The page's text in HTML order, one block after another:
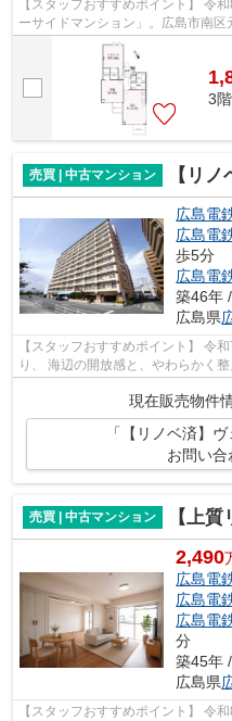
【スタッフおすすめポイント】 令和8年3月にリノベーション済みの「宇品シ
ーサイドマンション」。広島市南
バス停徒歩1分、元宇品駅電停徒歩5...
3
売買 | 中古マンション 【リ
広島電
広島電
歩5分
広島電
築46年
広島県
【スタッフおすすめポイント】 令和7年3月に実施されたリノベーションによ
り、 海辺の開放感と、やわらかく
た住まいへと再編集された 「ヴェ...
現在販売物件
「【リノベ済】
お問い合
売買 | 中古マンション 【上質
2,490
広島電
広島電
広島電
分
築45年
広島県
【スタッフおすすめポイント】 令和8年5月リノベーション完了の「リバーサ